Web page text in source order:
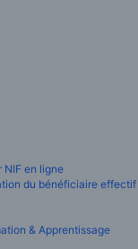
en ligne
du bénéficiaire effectif
& Apprentissage